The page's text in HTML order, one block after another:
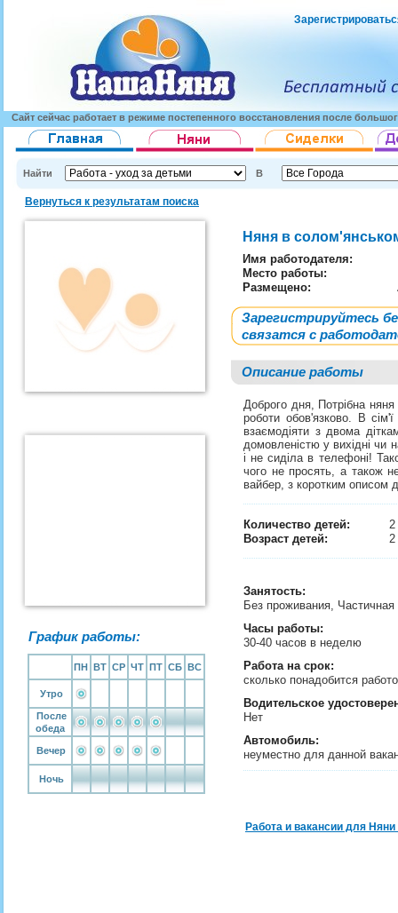
Сайт сейчас работает в режиме постепенного восстановления после
Найти В
Вернуться к результатам поиска
График работы:
ПН ВТ СР ЧТ ПТ СБ ВС
Утро
После
обеда
Вечер
Ночь
Няня в
Имя работодателя:
Место работы:
Размещено:
Зарегистрируйтесь
связатся с
Описание работы
Доброго дня, Потрібна
роботи обов'язково. В
взаємодіяти з двома
домовленістю у вихідні чи
і не сиділа в телефоні!
чого не просять, а також
вайбер, з коротким описом
Количество детей:
2
Возраст детей:
2
Занятость:
Без проживания, Частичная
Часы работы:
30-40 часов в неделю
Работа на срок:
сколько понадобится
Водительское
Нет
Автомобиль:
неуместно для данной
Работа и вакансии для